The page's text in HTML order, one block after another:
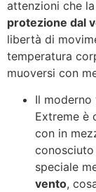
attenzioni che
protezione dal
libertà di
temperatura
muoversi con
Il moderno
Extreme è
con in
speciale
vento,